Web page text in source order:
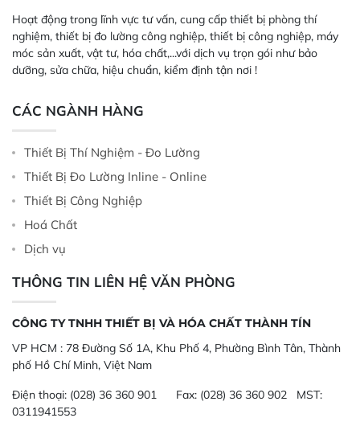
Hoạt động trong lĩnh vực tư vấn, cung cấp thiết bị phòng thí
nghiệm, thiết bị đo lường công nghiệp, thiết bị công nghiệp, máy
móc sản xuất, vật tư, hóa chất,...với dịch vụ trọn gói như bảo
dưỡng, sửa chữa, hiệu chuẩn, kiểm định tận nơi !
CÁC NGÀNH HÀNG
Thiết Bị Thí Nghiệm - Đo Lường
Thiết Bị Đo Lường Inline - Online
Thiết Bị Công Nghiệp
Hoá Chất
Dịch vụ
THÔNG TIN LIÊN HỆ VĂN PHÒNG
CÔNG TY TNHH THIẾT BỊ VÀ HÓA CHẤT THÀNH TÍN
VP HCM : 78 Đường Số 1A, Khu Phố 4, Phường Bình Tân, Thành
phố Hồ Chí Minh, Việt Nam
Điện thoại: (028) 36 360 901 Fax: (028) 36 360 902 MST:
0311941553